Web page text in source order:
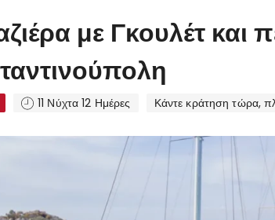
με Γκουλέτ
11 Νύχτα 12 Ημέρες Κάντε κράτηση τώρα,